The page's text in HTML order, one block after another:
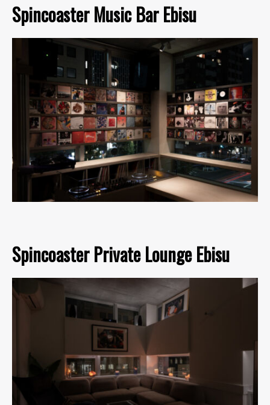
Spincoaster Music Bar Ebisu
Spincoaster Private Lounge Ebisu